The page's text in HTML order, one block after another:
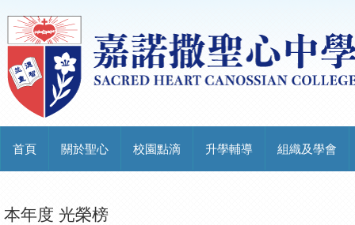
首頁 關於聖心 校園點滴 升學輔導 組織及學會
本年度 光榮榜